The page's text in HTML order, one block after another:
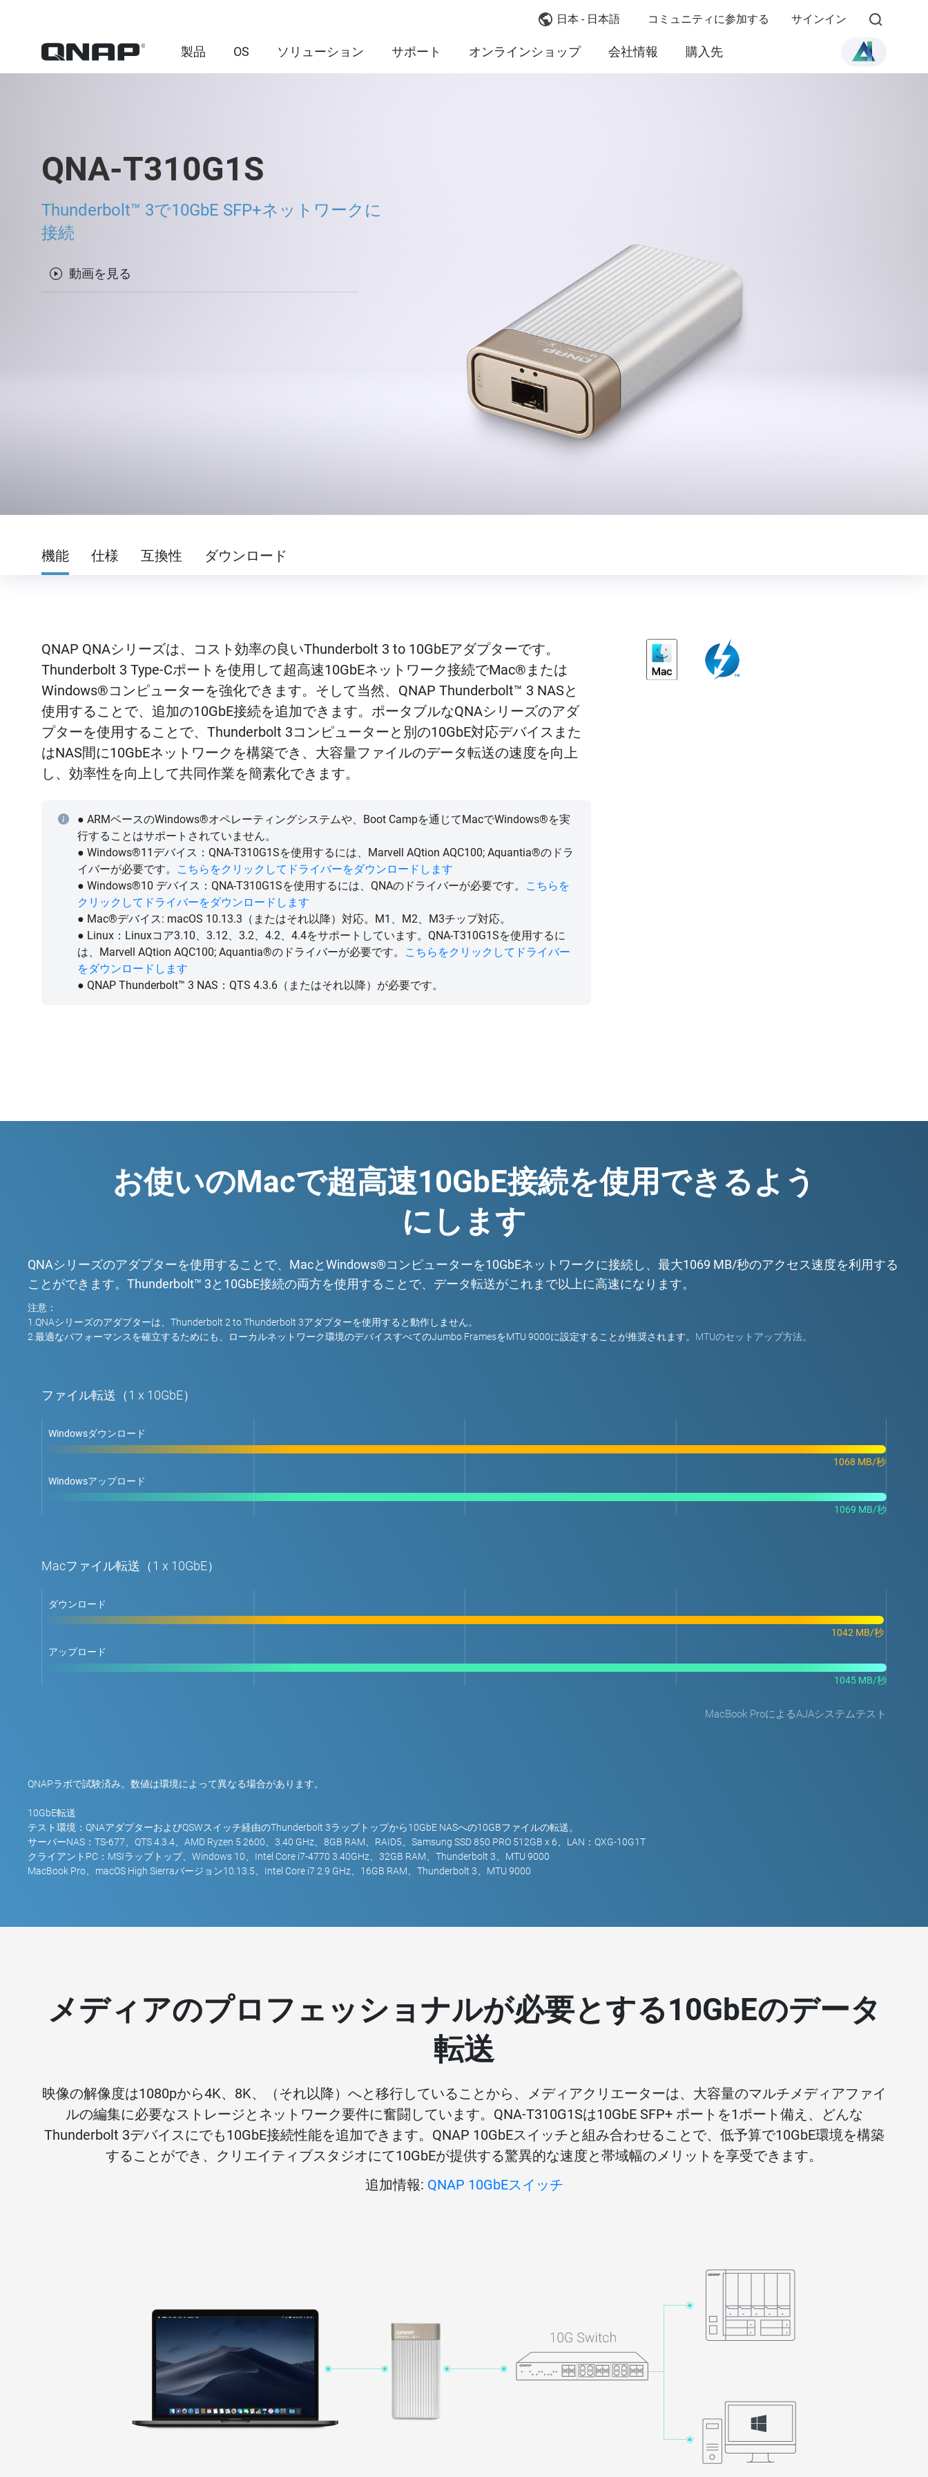
日本 - 日本語 コミュニティに参加する サインイン
製品 OS ソリューション サポート オンラインショップ 会社情報 購入先
QNA-T310G1S
Thunderbolt™ 3で10GbE SFP+ネットワークに
接続
動画を見る
機能 仕様 互換性 ダウンロード
QNAP QNAシリーズは、コスト効率の良いThunderbolt 3 to 10GbEアダプターです。
Thunderbolt 3 Type-Cポートを使用して超高速10GbEネットワーク接続でMac®または
Windows®コンピューターを強化できます。そして当然、QNAP Thunderbolt™ 3 NASと
使用することで、追加の10GbE接続を追加できます。ポータブルなQNAシリーズのアダ
プターを使用することで、Thunderbolt 3コンピューターと別の10GbE対応デバイスまた
はNAS間に10GbEネットワークを構築でき、大容量ファイルのデータ転送の速度を向上
し、効率性を向上して共同作業を簡素化できます。
● ARMベースのWindows®オペレーティングシステムや、Boot Campを通じてMacでWindows®を実
行することはサポートされていません。
● Windows®11デバイス：QNA-T310G1Sを使用するには、Marvell AQtion AQC100; Aquantia®のドラ
イバーが必要です。
こちらをクリックしてドライバーをダウンロードします
● Windows®10 デバイス：QNA-T310G1Sを使用するには、QNAのドライバーが必要です。
こちらを
クリックしてドライバーをダウンロードします
● Mac®デバイス: macOS 10.13.3（またはそれ以降）対応。M1、M2、M3チップ対応。
● Linux：Linuxコア3.10、3.12、3.2、4.2、4.4をサポートしています。QNA-T310G1Sを使用するに
は、Marvell AQtion AQC100; Aquantia®のドライバーが必要です。
こちらをクリックしてドライバー
をダウンロードします
● QNAP Thunderbolt™ 3 NAS：QTS 4.3.6（またはそれ以降）が必要です。
お使いのMacで超高速10GbE接続を使用できるよう
にします
QNAシリーズのアダプターを使用することで、MacとWindows®コンピューターを10GbEネットワークに接続し、最大1069 MB/秒のアクセス速度を利用する
ことができます。Thunderbolt™ 3と10GbE接続の両方を使用することで、データ転送がこれまで以上に高速になります。
注意：
1.QNAシリーズのアダプターは、Thunderbolt 2 to Thunderbolt 3アダプターを使用すると動作しません。
2.最適なパフォーマンスを確立するためにも、ローカルネットワーク環境のデバイスすべてのJumbo FramesをMTU 9000に設定することが推奨されます。 MTUのセットアップ方法。
ファイル転送（1 x 10GbE）
Windowsダウンロード
1068 MB/秒
Windowsアップロード
1069 MB/秒
Macファイル転送（1 x 10GbE）
ダウンロード
1042 MB/秒
アップロード
1045 MB/秒
MacBook ProによるAJAシステムテスト
QNAPラボで試験済み。数値は環境によって異なる場合があります。
10GbE転送
テスト環境：QNAアダプターおよびQSWスイッチ経由のThunderbolt 3ラップトップから10GbE NASへの10GBファイルの転送。
サーバーNAS：TS-677、QTS 4.3.4、AMD Ryzen 5 2600、3.40 GHz、8GB RAM、RAID5、Samsung SSD 850 PRO 512GB x 6、LAN：QXG-10G1T
クライアントPC：MSIラップトップ、Windows 10、Intel Core i7-4770 3.40GHz、32GB RAM、Thunderbolt 3、MTU 9000
MacBook Pro、macOS High Sierraバージョン10.13.5、Intel Core i7 2.9 GHz、16GB RAM、Thunderbolt 3、MTU 9000
メディアのプロフェッショナルが必要とする10GbEのデータ
転送
映像の解像度は1080pから4K、8K、（それ以降）へと移行していることから、メディアクリエーターは、大容量のマルチメディアファイ
ルの編集に必要なストレージとネットワーク要件に奮闘しています。QNA-T310G1Sは10GbE SFP+ ポートを1ポート備え、どんな
Thunderbolt 3デバイスにでも10GbE接続性能を追加できます。QNAP 10GbEスイッチと組み合わせることで、低予算で10GbE環境を構築
することができ、クリエイティブスタジオにて10GbEが提供する驚異的な速度と帯域幅のメリットを享受できます。
追加情報: QNAP 10GbEスイッチ